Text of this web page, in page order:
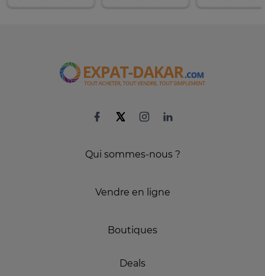
Qui sommes-nous ?
Vendre en ligne
Boutiques
Deals